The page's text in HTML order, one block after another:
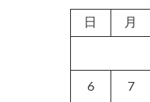
日 月
6 7